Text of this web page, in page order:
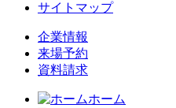
サイトマップ
企業情報
来場予約
資料請求
ホーム